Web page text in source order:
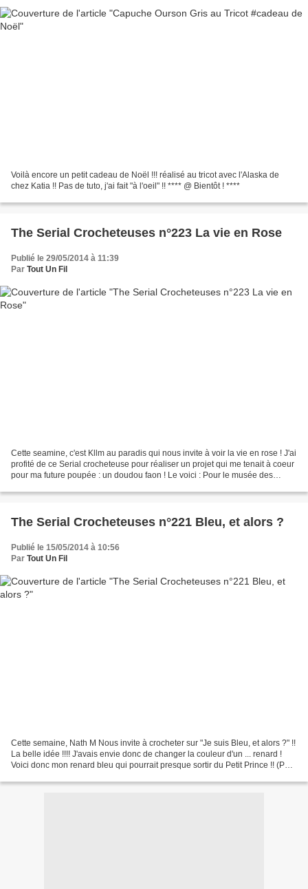
Voilà encore un petit cadeau de Noël !!! réalisé au tricot avec l'Alaska de
chez Katia !! Pas de tuto, j'ai fait "à l'oeil" !! **** @ Bientôt ! ****
The Serial Crocheteuses n°223 La vie en Rose
Publié le 29/05/2014 à 11:39
Par Tout Un Fil
Cette seamine, c'est Kllm au paradis qui nous invite à voir la vie en rose ! J'ai
profité de ce Serial crocheteuse pour réaliser un projet qui me tenait à coeur
pour ma future poupée : un doudou faon ! Le voici : Pour le musée des
The Serial Crocheteuses n°221 Bleu, et alors ?
Publié le 15/05/2014 à 10:56
Par Tout Un Fil
Cette semaine, Nath M Nous invite à crocheter sur "Je suis Bleu, et alors ?" !!
La belle idée !!!! J'avais envie donc de changer la couleur d'un ... renard !
Voici donc mon renard bleu qui pourrait presque sortir du Petit Prince !! (P